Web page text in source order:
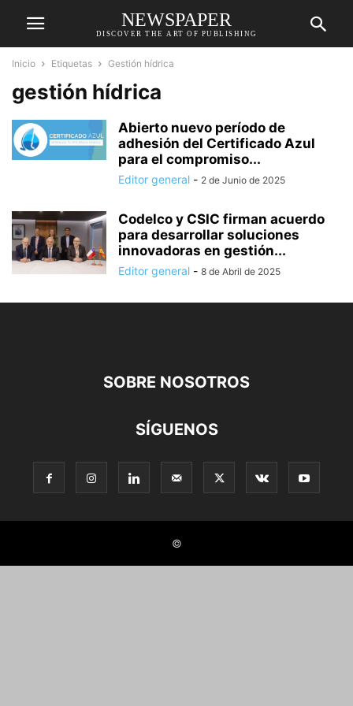
NEWSPAPER
DISCOVER THE ART OF PUBLISHING
Inicio Etiquetas Gestión hídrica
gestión hídrica
Abierto nuevo período de
adhesión del Certificado Azul
para el compromiso...
Editor general - 2 de Junio de 2025
Codelco y CSIC firman acuerdo
para desarrollar soluciones
innovadoras en gestión...
Editor general - 8 de Abril de 2025
SOBRE NOSOTROS
SÍGUENOS
©